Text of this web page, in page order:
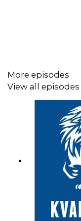
More episodes
View all episodes